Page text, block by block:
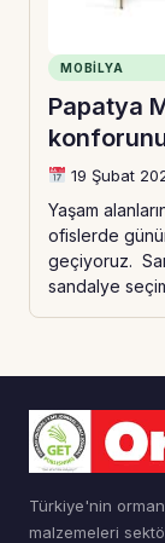
MOBILYA
Papatya
19 Şubat
Yaşam
ofislerde
geçiyoruz.
sandalye
Türkiye'nin
malzemeleri